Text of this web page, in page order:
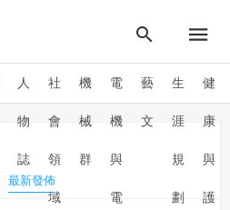
人
物
誌
社
會
領
域
機
械
群
電
機
與
電
藝
文
生
涯
規
劃
健
康
與
護
最新發佈